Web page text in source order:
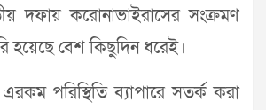
দফায় করোনাভাইরাসের সংক্রমণ
হয়েছে বেশ কিছুদিন ধরেই।
পরিস্থিতি ব্যাপারে সতর্ক করা